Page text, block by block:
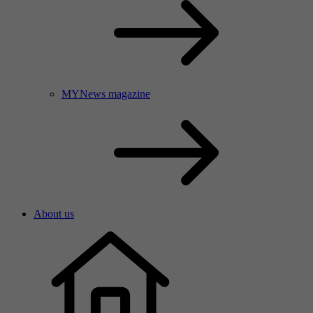
MYNews magazine
About us